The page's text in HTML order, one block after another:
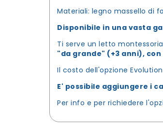
Materiali: legno massello di
Disponibile in una vasta
Ti serve un letto
"da grande" (+3 anni),
Il costo dell'opzione
E' possibile aggiungere i
Per info e per richiedere